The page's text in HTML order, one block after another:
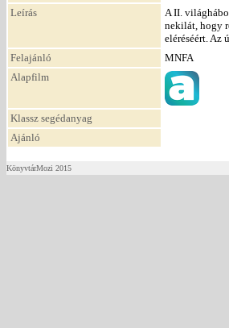
Leírás
A II.
nekilát, hogy
eléréséért. Az
Felajánló
MNFA
Alapfilm
Klassz segédanyag
Ajánló
KönyvtárMozi 2015